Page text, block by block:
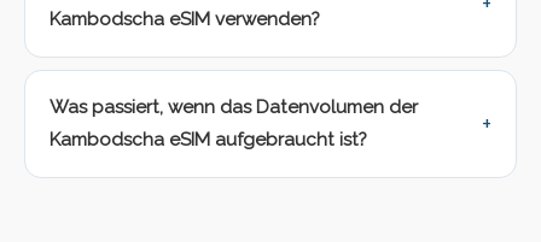
Kambodscha eSIM verwenden?
Was passiert, wenn das Datenvolumen der
Kambodscha eSIM aufgebraucht ist?